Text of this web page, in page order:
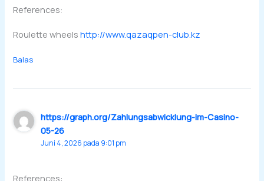
References:
Roulette wheelshttp://www.qazaqpen-club.kz
Balas
https://graph.org/Zahlungsabwicklung-im-Casino-
05-26
Juni 4, 2026 pada 9:01 pm
References: